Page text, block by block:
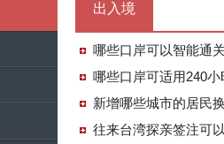
出入境
哪些口岸可以智能通
哪些口岸可适用240
新增哪些城市的居民
往来台湾探亲签注可